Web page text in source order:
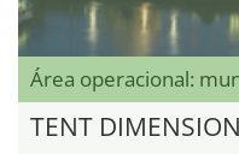
Área operacional:
TENT